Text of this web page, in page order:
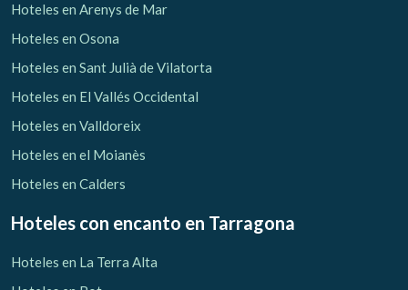
Verificar localizador
Hoteles en Arenys de Mar
Hoteles en Osona
Hoteles en Sant Julià de Vilatorta
Hoteles en El Vallés Occidental
Hoteles en Valldoreix
Hoteles en el Moianès
Hoteles en Calders
Hoteles con encanto en Tarragona
Hoteles en La Terra Alta